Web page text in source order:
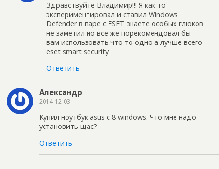
Здравствуйте Владимир!!! Я как то
экспериментировал и ставил Windows
Defender в паре с ESET знаете особых глюков
не заметил но все же порекомендовал бы
вам использовать что то одно а лучше всего
eset smart security
Ответить
Александр
2014-12-03
Купил ноутбук asus с 8 windows. Что мне надо
установить щас?
Ответить